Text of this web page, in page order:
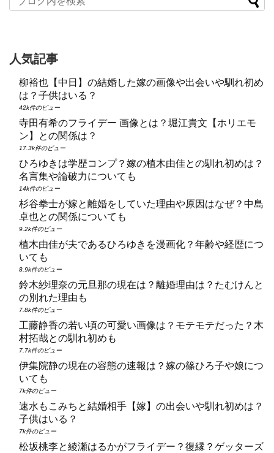
人気記事
柳裕也【中日】の結婚した嫁の画像や出会いや馴れ初め
は？子供はいる？
42k件のビュー
寺田有希のフライデー 画像とは？堀江貴文【ホリエモ
ン】との関係は？
17.3k件のビュー
ひろゆきは学歴コンプ？嫁の植木由佳との馴れ初めは？
名言集や論破力についても
14k件のビュー
杉谷拳士が嫁と離婚をしていた理由や原因はなぜ？中島
卓也との関係についても
9.2k件のビュー
植木由佳が夫であるひろゆきを漫画化？年齢や経歴につ
いても
8.9k件のビュー
鈴木紗理奈の元旦那の現在は？離婚理由は？たむけんと
の別れた理由も
7.8k件のビュー
工藤静香の若い頃の可愛い画像は？モテモテだった？木
村拓哉との馴れ初めも
7.7k件のビュー
伊集院静の現在の容態の速報は？嫁の篠ひろ子や娘につ
いても
7k件のビュー
速水もこみちと結婚相手【嫁】の出会いや馴れ初めは？
子供はいる？
7k件のビュー
松坂桃李と綾瀬はるかがフライデー？復縁？ゲッターズ